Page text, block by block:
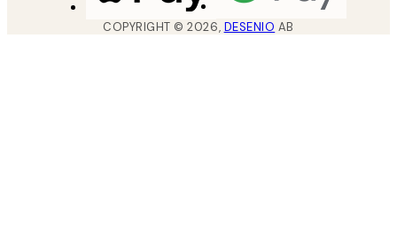
COPYRIGHT ©2026, DESENIO AB